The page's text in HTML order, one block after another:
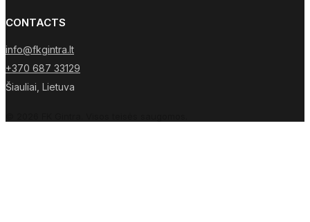
CONTACTS
info@fkgintra.lt
+370 687 33129
Šiauliai, Lietuva